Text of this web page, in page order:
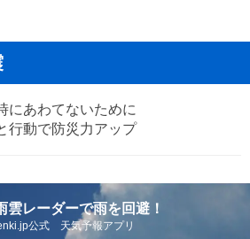
にあわてないために
行動で防災力アップ
雲レーダーで雨を回避！
公式 天気予報アプリ